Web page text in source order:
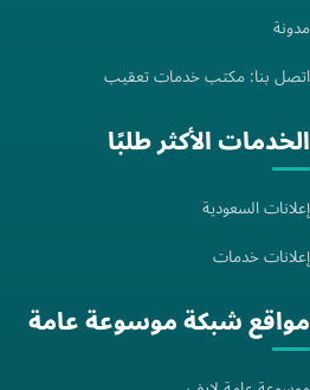
مدونة
اتصل بنا: مكتب خدمات تعقيب
الخدمات الأكثر طلبًا
إعلانات السعودية
إعلانات خدمات
مواقع شبكة موسوعة عامة